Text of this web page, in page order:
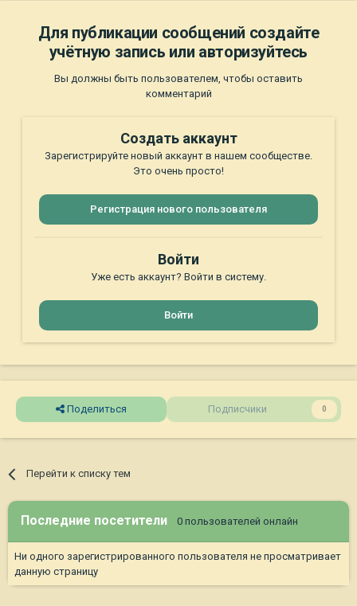
Для публикации сообщений создайте
учётную запись или авторизуйтесь
Вы должны быть пользователем, чтобы оставить
комментарий
Создать аккаунт
Зарегистрируйте новый аккаунт в нашем сообществе.
Это очень просто!
Регистрация нового пользователя
Войти
Уже есть аккаунт? Войти в систему.
Войти
Поделиться Подписчики 0
Перейти к списку тем
Последние посетители 0 пользователей онлайн
Ни одного зарегистрированного пользователя не просматривает
данную страницу